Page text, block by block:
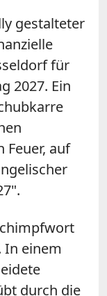
gestalteter
für
2027. Ein
Feuer, auf
In einem
durch die